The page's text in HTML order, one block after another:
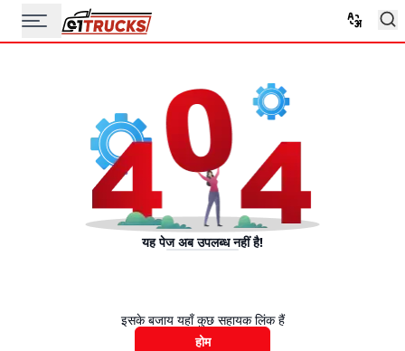
यह पेज अब उपलब्ध नहीं है!
इसके बजाय यहाँ कुछ सहायक लिंक हैं
होम